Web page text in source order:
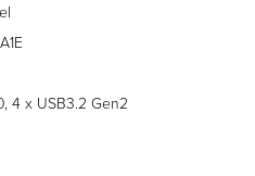
4 x USB3.2 Gen2